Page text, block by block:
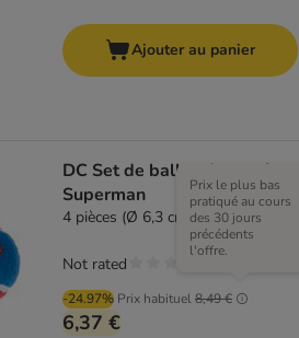
Ajouter au panier
DC Set de balles de tennis
Superman
4 pièces (Ø 6,3 cm chacune)
-24.97% Prix habituel8,49 €
Prix le plus bas
pratiqué au cours
des 30 jours
précédents
l'offre.
6,37 €
Not rated